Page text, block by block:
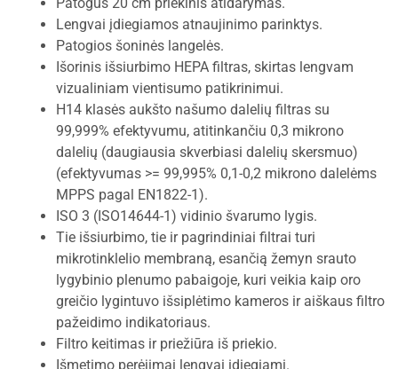
Lengvai įdiegiamos atnaujinimo parinktys.
Patogios šoninės langelės.
Išorinis išsiurbimo HEPA filtras, skirtas lengvam
vizualiniam vientisumo patikrinimui.
H14 klasės aukšto našumo dalelių filtras su
99,999% efektyvumu, atitinkančiu 0,3 mikrono
dalelių (daugiausia skverbiasi dalelių skersmuo)
(efektyvumas >= 99,995% 0,1-0,2 mikrono dalelėms
MPPS pagal EN1822-1).
ISO 3 (ISO14644-1) vidinio švarumo lygis.
Tie išsiurbimo, tie ir pagrindiniai filtrai turi
mikrotinklelio membraną, esančią žemyn srauto
lygybinio plenumo pabaigoje, kuri veikia kaip oro
greičio lygintuvo išsiplėtimo kameros ir aiškaus filtro
pažeidimo indikatoriaus.
Filtro keitimas ir priežiūra iš priekio.
Išmetimo perėjimai lengvai įdiegiami.